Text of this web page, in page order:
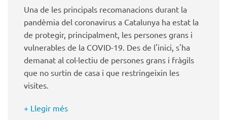
Una de les principals recomanacions durant la
pandèmia del coronavirus a Catalunya ha estat la
de protegir, principalment, les persones grans i
vulnerables de la COVID-19. Des de l'inici, s'ha
demanat al col·lectiu de persones grans i fràgils
que no surtin de casa i que restringeixin les
visites.
+ Llegir més